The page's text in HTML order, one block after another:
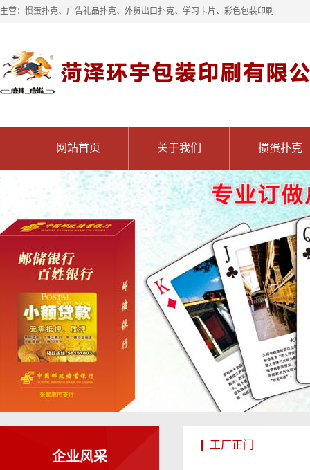
主营：惯蛋扑克、广告礼品扑克、外贸出口扑克、学习卡片、彩色包装印刷
网站首页 关于我们 掼蛋扑克
企业风采
工厂正门